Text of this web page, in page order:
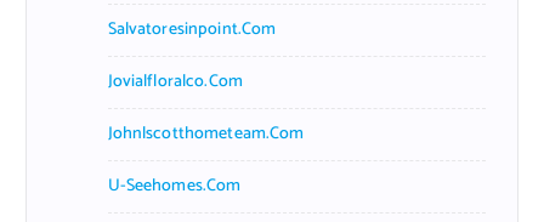
Salvatoresinpoint.com
Jovialfloralco.com
Johnlscotthometeam.com
U-Seehomes.com